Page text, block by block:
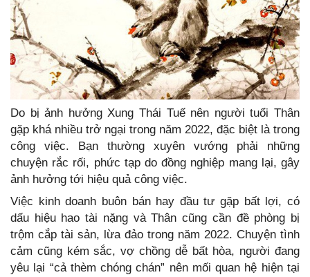
Do bị ảnh hưởng Xung Thái Tuế nên người tuổi Thân
gặp khá nhiều trở ngại trong năm 2022, đặc biệt là trong
công việc. Bạn thường xuyên vướng phải những
chuyện rắc rối, phức tạp do đồng nghiệp mang lại, gây
ảnh hưởng tới hiệu quả công việc.
Việc kinh doanh buôn bán hay đầu tư gặp bất lợi, có
dấu hiệu hao tài nặng và Thân cũng cần đề phòng bị
trộm cắp tài sản, lừa đảo trong năm 2022. Chuyện tình
cảm cũng kém sắc, vợ chồng dễ bất hòa, người đang
yêu lại “cả thèm chóng chán” nên mối quan hệ hiện tại